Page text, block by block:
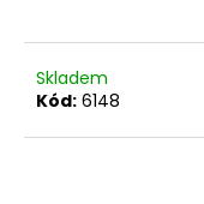
Skladem
Kód: 6148
č
u